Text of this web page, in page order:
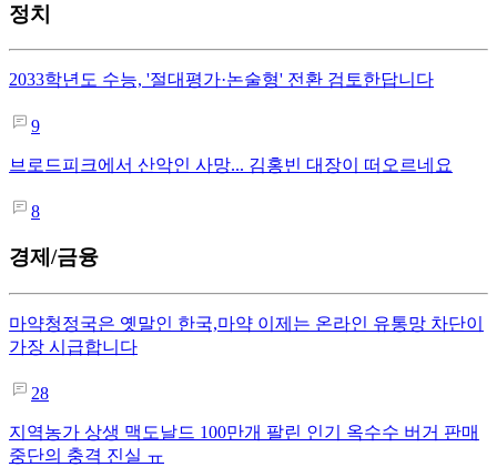
정치
2033학년도 수능, '절대평가·논술형' 전환 검토한답니다
9
브로드피크에서 산악인 사망... 김홍빈 대장이 떠오르네요
8
경제/금융
마약청정국은 옛말인 한국,마약 이제는 온라인 유통망 차단이
가장 시급합니다
28
지역농가 상생 맥도날드 100만개 팔린 인기 옥수수 버거 판매
중단의 충격 진실 ㅠ